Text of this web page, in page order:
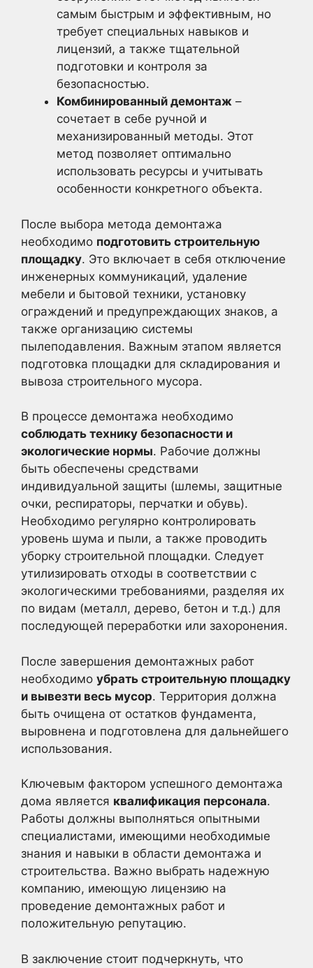
самым быстрым и эффективным, но
требует специальных навыков и
лицензий, а также тщательной
подготовки и контроля за
безопасностью.
Комбинированный демонтаж –
сочетает в себе ручной и
механизированный методы. Этот
метод позволяет оптимально
использовать ресурсы и учитывать
особенности конкретного объекта.
После выбора метода демонтажа
необходимо подготовить строительную
площадку. Это включает в себя отключение
инженерных коммуникаций, удаление
мебели и бытовой техники, установку
ограждений и предупреждающих знаков, а
также организацию системы
пылеподавления. Важным этапом является
подготовка площадки для складирования и
вывоза строительного мусора.
В процессе демонтажа необходимо
соблюдать технику безопасности и
экологические нормы. Рабочие должны
быть обеспечены средствами
индивидуальной защиты (шлемы, защитные
очки, респираторы, перчатки и обувь).
Необходимо регулярно контролировать
уровень шума и пыли, а также проводить
уборку строительной площадки. Следует
утилизировать отходы в соответствии с
экологическими требованиями, разделяя их
по видам (металл, дерево, бетон и т.д.) для
последующей переработки или захоронения.
После завершения демонтажных работ
необходимо убрать строительную площадку
и вывезти весь мусор. Территория должна
быть очищена от остатков фундамента,
выровнена и подготовлена для дальнейшего
использования.
Ключевым фактором успешного демонтажа
дома является квалификация персонала.
Работы должны выполняться опытными
специалистами, имеющими необходимые
знания и навыки в области демонтажа и
строительства. Важно выбрать надежную
компанию, имеющую лицензию на
проведение демонтажных работ и
положительную репутацию.
В заключение стоит подчеркнуть, что